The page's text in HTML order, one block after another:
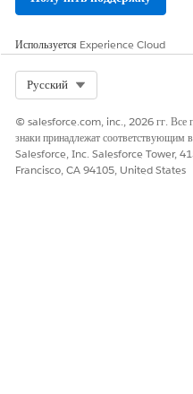
посещения.
Ответ на опросы
запускать и выполнять их
ЭТА СТАТЬЯ
Используется Experience Cloud
Русский
© salesforce.com, inc., 2026 гг. Все
знаки принадлежат соответствующим
Salesforce, Inc. Salesforce Tower,
Francisco, CA 94105, United States